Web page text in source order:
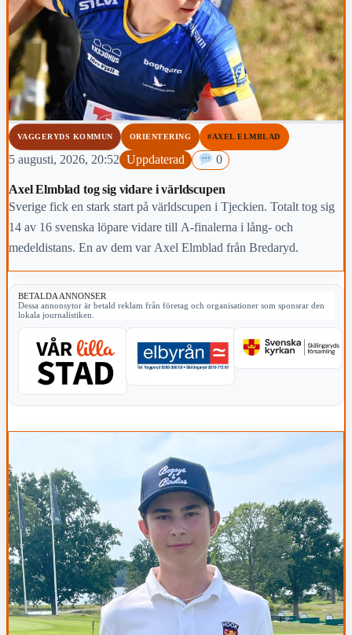
VAGGERYDS KOMMUN ORIENTERING #AXEL ELMBLAD
5 augusti, 2026, 20:52 Uppdaterad 0
Axel Elmblad tog sig vidare i världscupen
Sverige fick en stark start på världscupen i Tjeckien. Totalt tog sig
14 av 16 svenska löpare vidare till A-finalerna i lång- och
medeldistans. En av dem var Axel Elmblad från Bredaryd.
BETALDA ANNONSER
Dessa annonsytor är betald reklam från företag och organisationer som sponsrar den
lokala journalistiken.